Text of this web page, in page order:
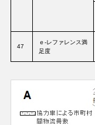
47
ｅ-レファレンス満
足度